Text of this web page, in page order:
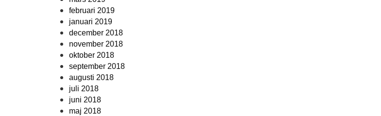
februari 2019
januari 2019
december 2018
november 2018
oktober 2018
september 2018
augusti 2018
juli 2018
juni 2018
maj 2018